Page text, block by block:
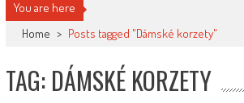
You are here
Home > Posts tagged "Dámské korzety"
TAG: DÁMSKÉ KORZETY